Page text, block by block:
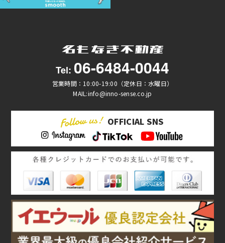
Tel: 06-6484-0044
営業時間：10:00-19:00（定休日：水曜日）
MAIL:info@inno-sense.co.jp
OFFICIAL SNS